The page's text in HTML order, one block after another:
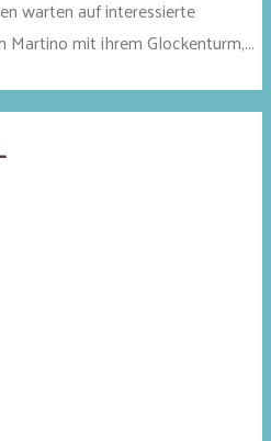
warten auf interessierte
Martino mit ihrem Glockenturm,...